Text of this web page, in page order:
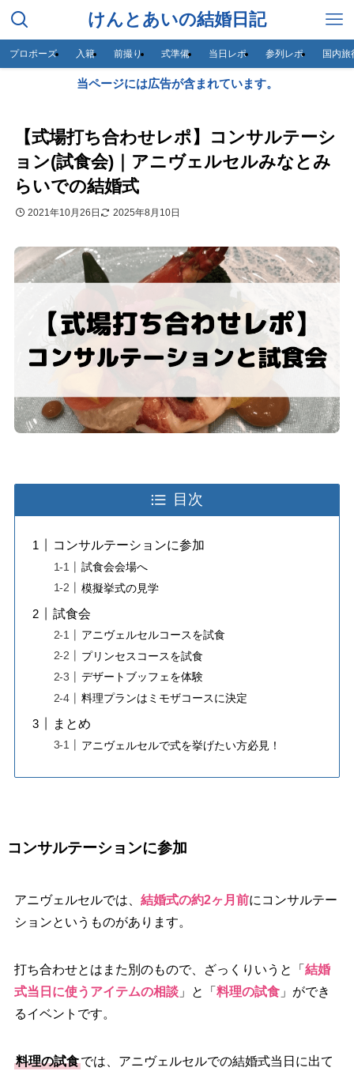
けんとあいの結婚日記
プロポーズ 入籍 前撮り 式準備 当日レポ 参列レポ 国内旅
当ページには広告が含まれています。
【式場打ち合わせレポ】コンサルテーシ
ョン(試食会)｜アニヴェルセルみなとみ
らいでの結婚式
2021年10月26日 2025年8月10日
目次
コンサルテーションに参加
試食会会場へ
模擬挙式の見学
試食会
アニヴェルセルコースを試食
プリンセスコースを試食
デザートブッフェを体験
料理プランはミモザコースに決定
まとめ
アニヴェルセルで式を挙げたい方必見！
コンサルテーションに参加
アニヴェルセルでは、 結婚式の約2ヶ月前にコンサルテー
ションというものがあります。
打ち合わせとはまた別のもので、ざっくりいうと「 結婚
式当日に使うアイテムの相談」と「 料理の試食」ができ
るイベントです。
料理の試食では、アニヴェルセルでの結婚式当日に出て